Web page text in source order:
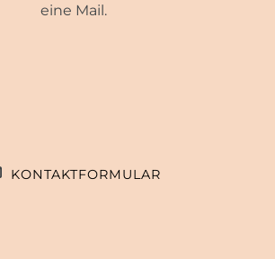
eine Mail.
KONTAKTFORMULAR